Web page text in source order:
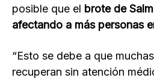
posible que el brote de
afectando a más personas
“Esto se debe a que
recuperan sin atención